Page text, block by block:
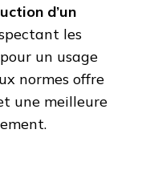
d’un
les
un usage
normes offre
une meilleure